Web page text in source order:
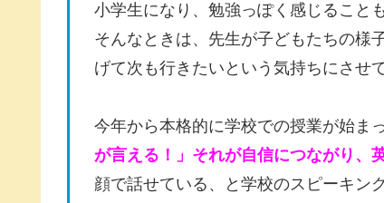
小学生になり、勉強っぽく感じること
そんなときは、先生が子どもたちの様
げて次も行きたいという気持ちにさせ
今年から本格的に学校での授業が始ま
が言える！」それが自信につながり、
顔で話せている、と学校のスピーキン